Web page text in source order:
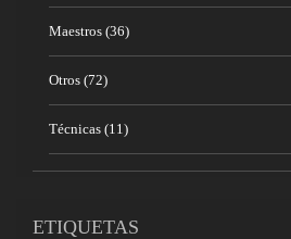
Maestros (36)
Otros (72)
Técnicas (11)
ETIQUETAS